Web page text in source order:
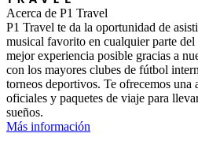
Acerca de P1 Travel
P1 Travel te da la oportunidad de
musical favorito en cualquier parte
mejor experiencia posible gracias a
con los mayores clubes de fútbol
torneos deportivos. Te ofrecemos una
oficiales y paquetes de viaje para
sueños.
Más información